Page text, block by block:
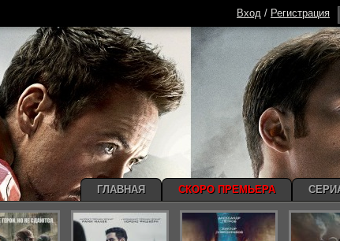
Вход / Регистрация
ГЛАВНАЯ СКОРО ПРЕМЬЕРА